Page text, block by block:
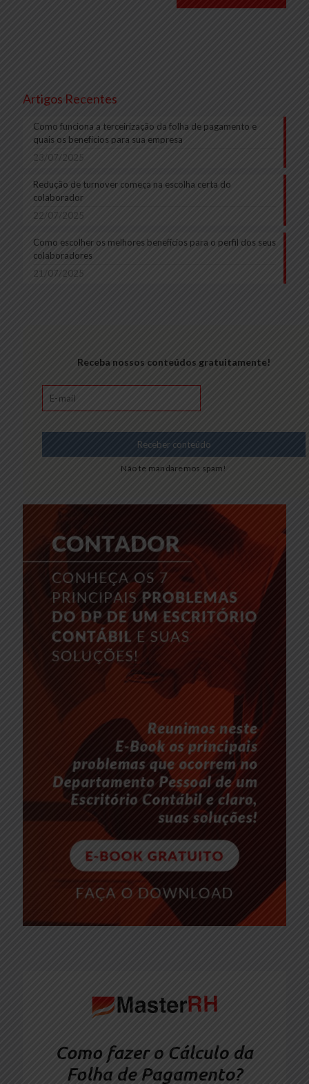
Artigos Recentes
Como funciona a terceirização da folha de pagamento e
quais os benefícios para sua empresa
23/07/2025
Redução de turnover começa na escolha certa do
colaborador
22/07/2025
Como escolher os melhores benefícios para o perfil dos seus
colaboradores
21/07/2025
Receba nossos conteúdos gratuitamente!
Não te mandaremos spam!